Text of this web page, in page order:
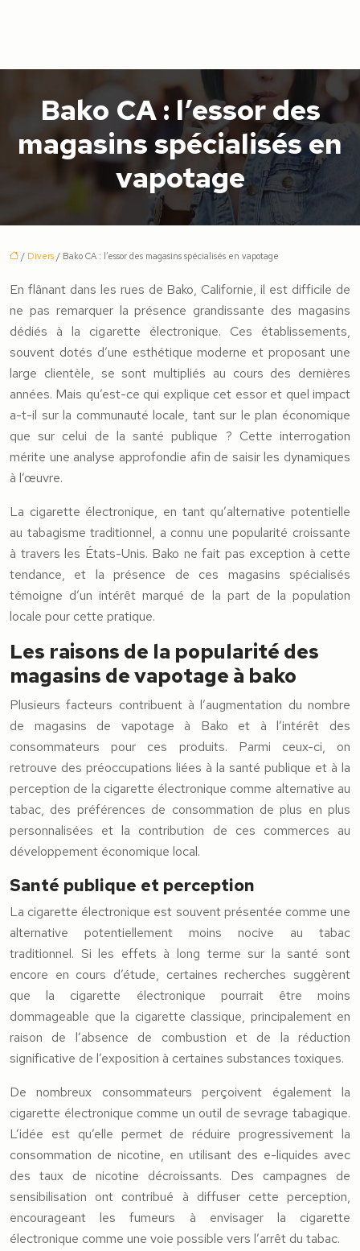
Bako CA : l’essor des
magasins spécialisés en
vapotage
/ Divers / Bako CA : l’essor des magasins spécialisés en vapotage
En flânant dans les rues de Bako, Californie, il est difficile de
ne pas remarquer la présence grandissante des magasins
dédiés à la cigarette électronique. Ces établissements,
souvent dotés d’une esthétique moderne et proposant une
large clientèle, se sont multipliés au cours des dernières
années. Mais qu’est-ce qui explique cet essor et quel impact
a-t-il sur la communauté locale, tant sur le plan économique
que sur celui de la santé publique ? Cette interrogation
mérite une analyse approfondie afin de saisir les dynamiques
à l’œuvre.
La cigarette électronique, en tant qu’alternative potentielle
au tabagisme traditionnel, a connu une popularité croissante
à travers les États-Unis. Bako ne fait pas exception à cette
tendance, et la présence de ces magasins spécialisés
témoigne d’un intérêt marqué de la part de la population
locale pour cette pratique.
Les raisons de la popularité des
magasins de vapotage à bako
Plusieurs facteurs contribuent à l’augmentation du nombre
de magasins de vapotage à Bako et à l’intérêt des
consommateurs pour ces produits. Parmi ceux-ci, on
retrouve des préoccupations liées à la santé publique et à la
perception de la cigarette électronique comme alternative au
tabac, des préférences de consommation de plus en plus
personnalisées et la contribution de ces commerces au
développement économique local.
Santé publique et perception
La cigarette électronique est souvent présentée comme une
alternative potentiellement moins nocive au tabac
traditionnel. Si les effets à long terme sur la santé sont
encore en cours d’étude, certaines recherches suggèrent
que la cigarette électronique pourrait être moins
dommageable que la cigarette classique, principalement en
raison de l’absence de combustion et de la réduction
significative de l’exposition à certaines substances toxiques.
De nombreux consommateurs perçoivent également la
cigarette électronique comme un outil de sevrage tabagique.
L’idée est qu’elle permet de réduire progressivement la
consommation de nicotine, en utilisant des e-liquides avec
des taux de nicotine décroissants. Des campagnes de
sensibilisation ont contribué à diffuser cette perception,
encourageant les fumeurs à envisager la cigarette
électronique comme une voie possible vers l’arrêt du tabac.